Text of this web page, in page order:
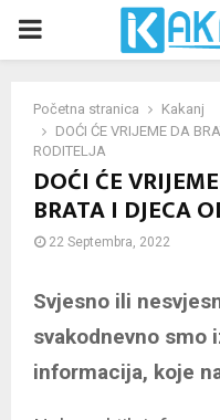
PRIMARY
Početna stranica
Kakanj
DOĆI ĆE VRIJEME DA
RODITELJA
DOĆI ĆE
BRATA I DJECA
22 Septembra, 2022
Svjesno ili
svakodnevno smo
informacija, koje